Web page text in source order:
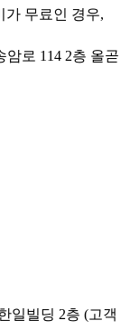
가 무료인 경우,
암로 114 2층 올곧
일빌딩 2층 (고객